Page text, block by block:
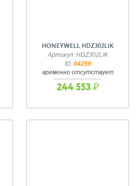
HONEYWELL HDZ302LIK
Артикул: HDZ302LIK
ID: 04259
временно отсутствует
244 553 ₽